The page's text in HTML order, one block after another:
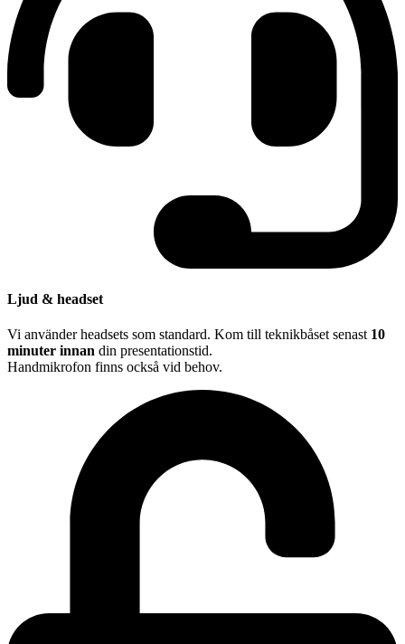
Ljud & headset
Vi använder headsets som standard. Kom till teknikbåset senast 10
minuter innan din presentationstid.
Handmikrofon finns också vid behov.